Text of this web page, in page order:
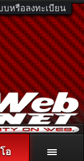
บหรือลงทะเบียน
ร. 081-811-1138
อ